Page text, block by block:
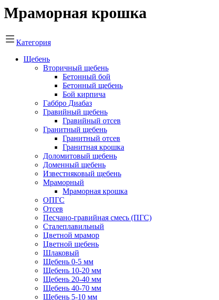
Мраморная крошка
Категория
Щебень
Вторичный щебень
Бетонный бой
Бетонный щебень
Бой кирпича
Габбро Диабаз
Гравийный щебень
Гравийный отсев
Гранитный щебень
Гранитный отсев
Гранитная крошка
Доломитовый щебень
Доменный щебень
Известняковый щебень
Мраморный
Мраморная крошка
ОПГС
Отсев
Песчано-гравийная смесь (ПГС)
Сталеплавильный
Цветной мрамор
Цветной щебень
Шлаковый
Щебень 0-5 мм
Щебень 10-20 мм
Щебень 20-40 мм
Щебень 40-70 мм
Щебень 5-10 мм